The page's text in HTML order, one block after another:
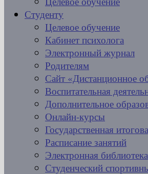
Студенту
Целевое обучение
Кабинет психолога
Электронный журнал
Родителям
Сайт «Дистанционное
Воспитательная
Дополнительное
Онлайн-курсы
Государственная
Расписание занятий
Электронная библиотека
Студенческий